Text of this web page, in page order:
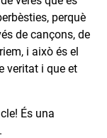
perquè
de cançons, de
i això és el
veritat i que et
És una